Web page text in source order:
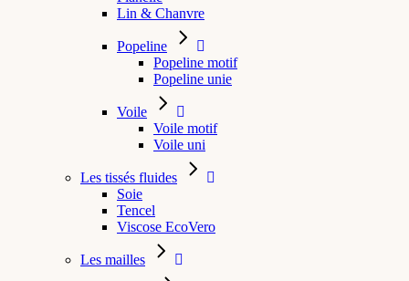
Lin & Chanvre
Popeline
Popeline motif
Popeline unie
Voile
Voile motif
Voile uni
Les tissés fluides
Soie
Tencel
Viscose EcoVero
Les mailles